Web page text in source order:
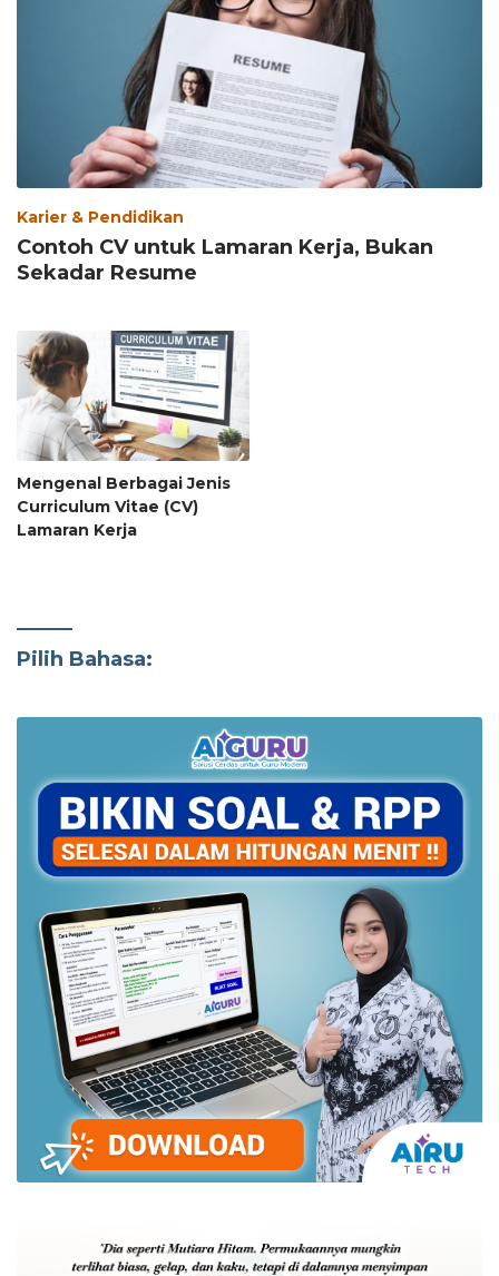
Karier & Pendidikan
Contoh CV untuk Lamaran Kerja, Bukan
Sekadar Resume
Mengenal Berbagai Jenis
Curriculum Vitae (CV)
Lamaran Kerja
Pilih Bahasa: